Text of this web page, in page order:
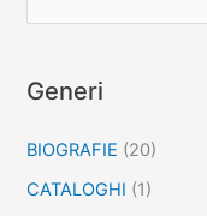
c
:
Generi
BIOGRAFIE (20)
CATALOGHI (1)